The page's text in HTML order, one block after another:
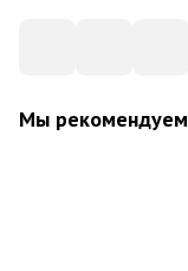
Мы рекомендуем